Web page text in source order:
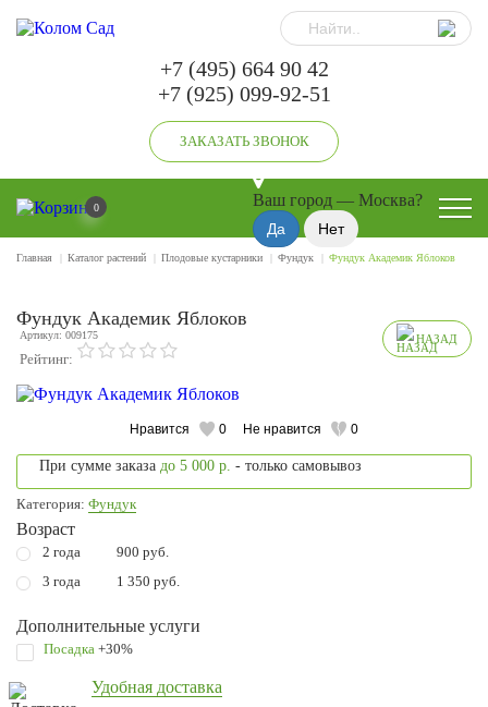
+7 (495) 664 90 42
+7 (925) 099-92-51
ЗАКАЗАТЬ ЗВОНОК
0 Ваш город — Москва?
Главная Каталог растений Плодовые кустарники Фундук Фундук Академик Яблоков
Фундук Академик Яблоков
Артикул: 009175
Рейтинг:
НАЗАД
Нравится 0 Не нравится 0
При сумме заказа до 5 000 р. - только самовывоз
Категория: Фундук
Возраст
2 года
900 руб.
3 года
1 350 руб.
Дополнительные услуги
Посадка +30%
Удобная доставка